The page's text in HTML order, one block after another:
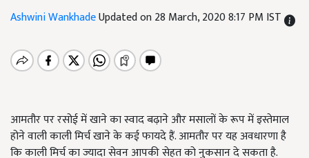
Ashwini WankhadeUpdated on 28 March, 2020 8:17 PM IST
आमतौर पर रसोई में खाने का स्वाद बढ़ाने और मसालों के रूप में इस्तेमाल
होने वाली काली मिर्च खाने के कई फायदे हैं. आमतौर पर यह अवधारणा है
कि काली मिर्च का ज्यादा सेवन आपकी सेहत को नुकसान दे सकता है.